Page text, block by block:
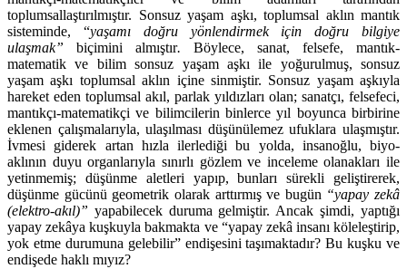
toplumsallaştırılmıştır. Sonsuz yaşam aşkı, toplumsal aklın mantık
sisteminde, “yaşamı doğru yönlendirmek için
doğru bilgiye
ulaşmak” biçimini almıştır. Böylece, sanat, felsefe, mantık-
matematik ve bilim sonsuz yaşam aşkı ile yoğurulmuş, sonsuz
yaşam aşkı toplumsal aklın içine sinmiştir. Sonsuz yaşam aşkıyla
hareket eden toplumsal akıl, parlak yıldızları olan; sanatçı, felsefeci,
mantıkçı-matematikçi ve bilimcilerin binlerce yıl boyunca birbirine
eklenen çalışmalarıyla, ulaşılması düşünülemez ufuklara ulaşmıştır.
İvmesi giderek artan hızla ilerlediği bu yolda, insanoğlu, biyo-
aklının duyu organlarıyla sınırlı gözlem ve inceleme olanakları ile
yetinmemiş; düşünme aletleri yapıp, bunları sürekli geliştirerek,
düşünme gücünü geometrik olarak arttırmış ve bugün “yapay zekâ
(elektro-akıl)” yapabilecek duruma gelmiştir. Ancak şimdi, yaptığı
yapay zekâya kuşkuyla bakmakta ve “yapay zekâ insanı köleleştirip,
yok etme durumuna gelebilir” endişesini taşımaktadır? Bu kuşku ve
endişede haklı mıyız?